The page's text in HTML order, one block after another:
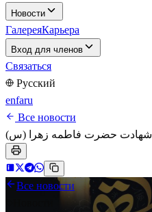
Новости
ГалереяКарьера
Вход для членов
Связаться
Русский
enfaru
Все новости
شهادت حضرت فاطمه زهرا (س)
Все новости